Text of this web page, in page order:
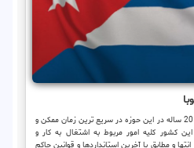
موسسه بین المللی ثبتا بواسطه قدمت 20 ساله در این حوزه در سریع ترین زمان ممکن و
کشور کلیه امور مربوط به اشتغال به کار و
انتها و مطابق با آخرین استانداردها و قوانین حاکم